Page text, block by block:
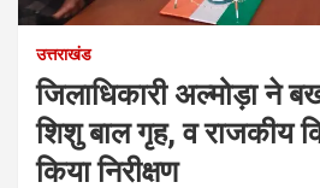
उत्तराखंड
जिलाधिकारी अल्मोड़ा ने
शिशु बाल गृह, व राजकीय
किया निरीक्षण